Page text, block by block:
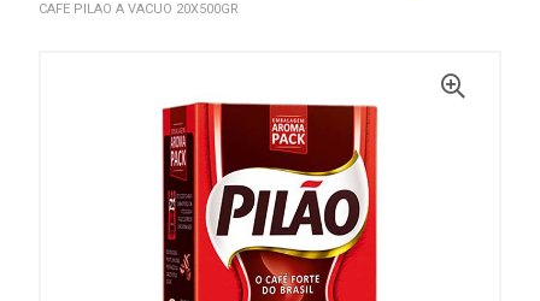
CAFE PILAO A VACUO 20X500GR